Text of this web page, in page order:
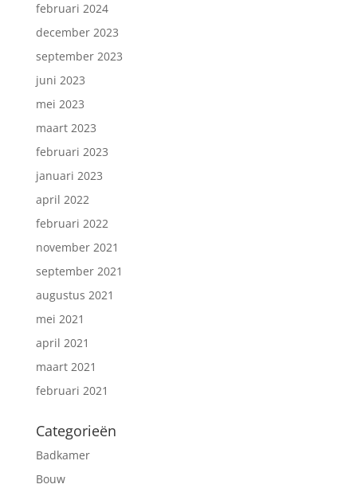
februari 2024
december 2023
september 2023
juni 2023
mei 2023
maart 2023
februari 2023
januari 2023
april 2022
februari 2022
november 2021
september 2021
augustus 2021
mei 2021
april 2021
maart 2021
februari 2021
Categorieën
Badkamer
Bouw